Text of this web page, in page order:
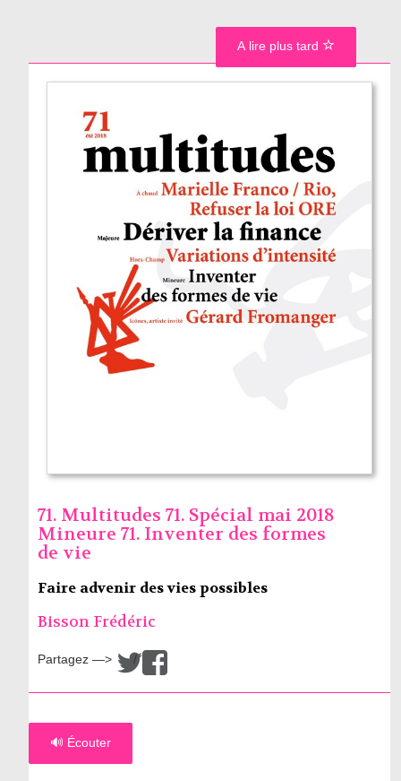
71. Multitudes 71. Spécial mai 2018
Mineure 71. Inventer des formes
de vie
Faire advenir des vies possibles
Bisson Frédéric
Partagez —> /
🔊 Écouter
A lire plus tard